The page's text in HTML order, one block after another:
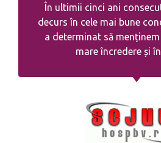
În ultimii cinci ani
decurs în cele mai bune
a determinat să
mare încredere și